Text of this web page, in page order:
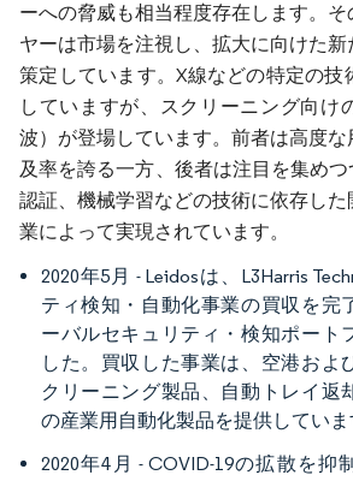
ーへの脅威も相当程度存在します。
ヤーは市場を注視し、拡大に向けた
策定しています。X線などの特定の技
していますが、スクリーニング向け
波）が登場しています。前者は高度
及率を誇る一方、後者は注目を集め
認証、機械学習などの技術に依存し
業によって実現されています。
2020年5月 - Leidosは、L3Harris
ティ検知・自動化事業の買収を完
ーバルセキュリティ・検知ポート
した。買収した事業は、空港およ
クリーニング製品、自動トレイ返
の産業用自動化製品を提供していま
2020年4月 - COVID-19の拡散を抑